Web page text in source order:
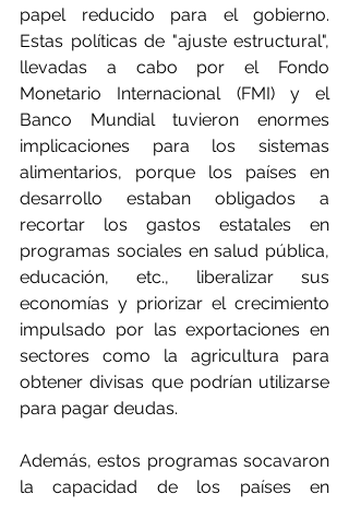
papel reducido para el gobierno.
Estas políticas de "ajuste estructural",
llevadas a cabo por el Fondo
Monetario Internacional (FMI) y el
Banco Mundial tuvieron enormes
implicaciones para los sistemas
alimentarios, porque los países en
desarrollo estaban obligados a
recortar los gastos estatales en
programas sociales en salud pública,
educación, etc., liberalizar sus
economías y priorizar el crecimiento
impulsado por las exportaciones en
sectores como la agricultura para
obtener divisas que podrían utilizarse
para pagar deudas.
Además, estos programas socavaron
la capacidad de los países en